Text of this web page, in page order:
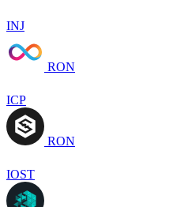
INJ
RON
ICP
RON
IOST